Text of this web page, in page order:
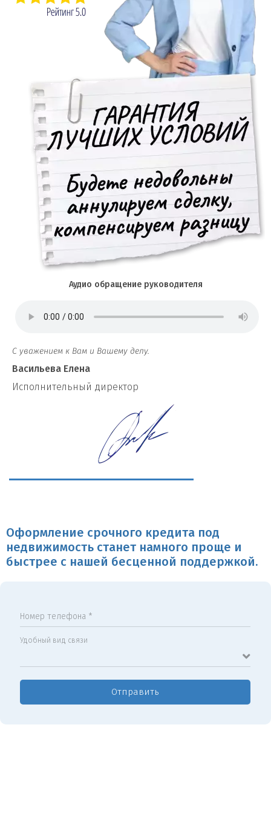
Аудио обращение руководителя
С уважением к Вам и Вашему делу.
Васильева Елена
И сполнительный директор
Оформление срочного кредита под
недвижимость станет намного проще и
быстрее с нашей бесценной поддержкой.
Номер телефона *
Удобный вид связи
Отправить